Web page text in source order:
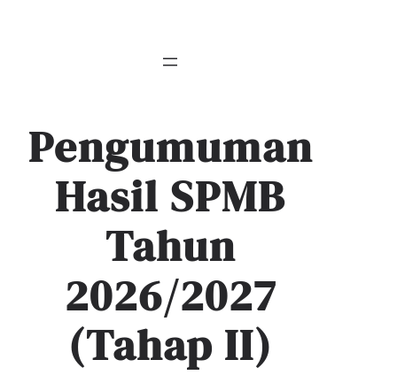
Pengumuman
Hasil SPMB
Tahun
2026/2027
(Tahap II)